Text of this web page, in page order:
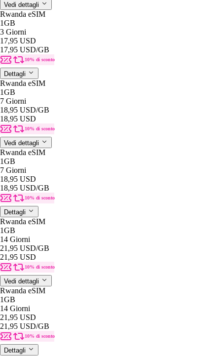
Vedi dettagli
Rwanda eSIM
1GB
3 Giorni
17,95 USD
17,95 USD/GB
10% di sconto
Dettagli
Rwanda eSIM
1GB
7 Giorni
18,95 USD/GB
18,95 USD
10% di sconto
Vedi dettagli
Rwanda eSIM
1GB
7 Giorni
18,95 USD
18,95 USD/GB
10% di sconto
Dettagli
Rwanda eSIM
1GB
14 Giorni
21,95 USD/GB
21,95 USD
10% di sconto
Vedi dettagli
Rwanda eSIM
1GB
14 Giorni
21,95 USD
21,95 USD/GB
10% di sconto
Dettagli